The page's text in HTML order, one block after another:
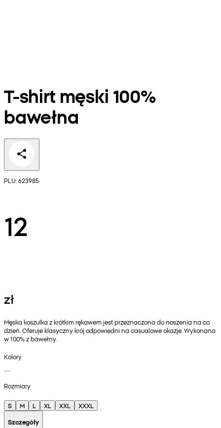
T-shirt męski 100%
bawełna
PLU: 623985
12
zł
Męska koszulka z krótkim rękawem jest przeznaczona do noszenia na co
dzień. Oferuje klasyczny krój odpowiedni na casualowe okazje. Wykonana
w 100% z bawełny.
Kolory
Rozmiary
S M L XL XXL
XXXL
Szczegóły